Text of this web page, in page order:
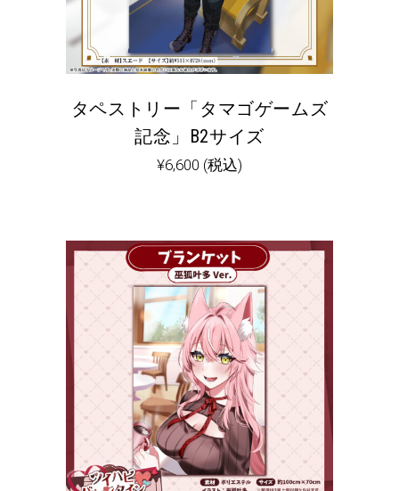
タペストリー「タマゴゲームズ
記念」B2サイズ
¥6,600 (税込)